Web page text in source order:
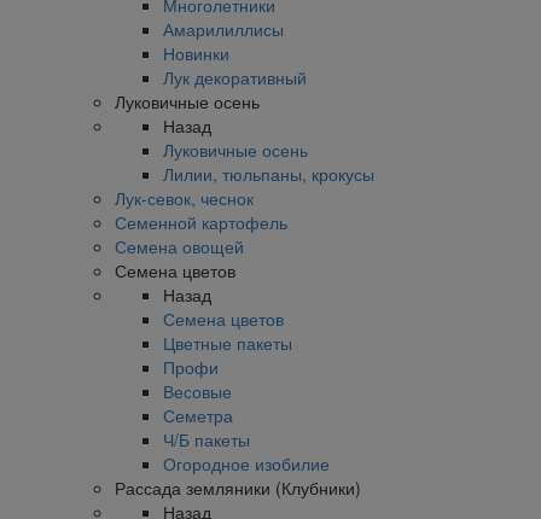
Многолетники
Амарилиллисы
Новинки
Лук декоративный
Луковичные осень
Назад
Луковичные осень
Лилии, тюльпаны, крокусы
Лук-севок, чеснок
Семенной картофель
Семена овощей
Семена цветов
Назад
Семена цветов
Цветные пакеты
Профи
Весовые
Семетра
Ч/Б пакеты
Огородное изобилие
Рассада земляники (Клубники)
Назад